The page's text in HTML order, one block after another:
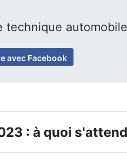
technique
avec Facebook
: à quoi